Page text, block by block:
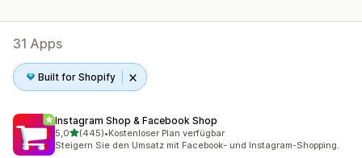
31 Apps
Built for Shopify
Instagram Shop & Facebook Shop
5,0von 5 Sternen
(445)
445 Rezensionen insgesamt
•Kostenloser Plan verfügbar
Steigern Sie den Umsatz mit Facebook- und Instagram-Shopping.